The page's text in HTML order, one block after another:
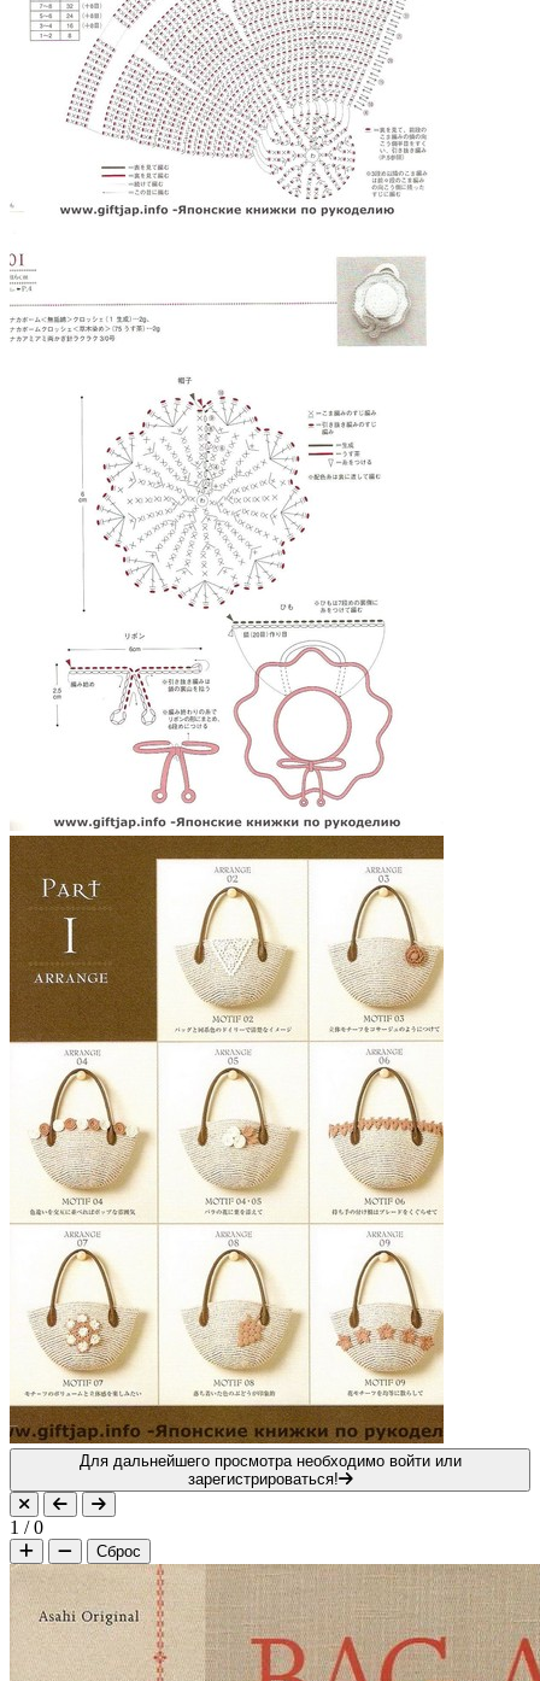
Для дальнейшего просмотра необходимо войти или
зарегистрироваться!
1 /0
Сброс